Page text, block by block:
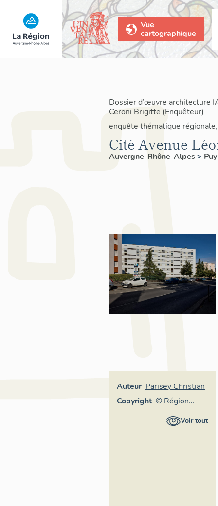
Vue
cartographique
Dossier d’œuvre architecture
Ceroni Brigitte (Enquêteur)
enquête thématique
Cité Avenue
Auvergne-Rhône-Alpes>
Auteur Parisey Christian
Copyright © Région
Auvergne-Voir tout